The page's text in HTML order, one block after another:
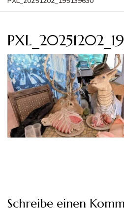
Schreibe einen